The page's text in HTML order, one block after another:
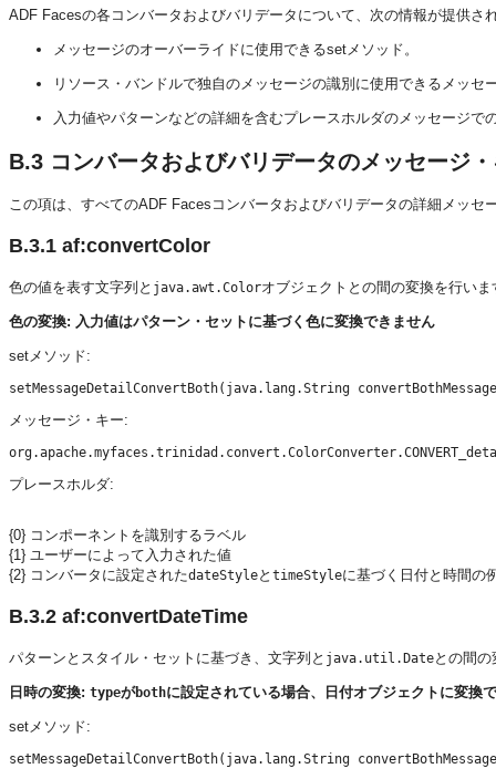
ADF Facesの各コンバータおよびバリデータについて、次の情報が提供さ
メッセージのオーバーライドに使用できるsetメソッド。
リソース・バンドルで独自のメッセージの識別に使用できるメッセ
入力値やパターンなどの詳細を含むプレースホルダのメッセージで
B.3 コンバータおよびバリデータのメッセージ
この項は、すべてのADF Facesコンバータおよびバリデータの詳細メッセ
B.3.1 af:convertColor
色の値を表す文字列と java.awt.Colorオブジェクトとの間の変換を行い
色の変換: 入力値はパターン・セットに基づく色に変換できません
setメソッド:
メッセージ・キー:
プレースホルダ:
{0} コンポーネントを識別するラベル
{1} ユーザーによって入力された値
{2} コンバータに設定されたdateStyleと timeStyleに基づく日付と時間の
B.3.2 af:convertDateTime
パターンとスタイル・セットに基づき、文字列と java.util.Dateとの間
日時の変換: typeがbothに設定されている場合、日付オブジェクトに変換
setメソッド: